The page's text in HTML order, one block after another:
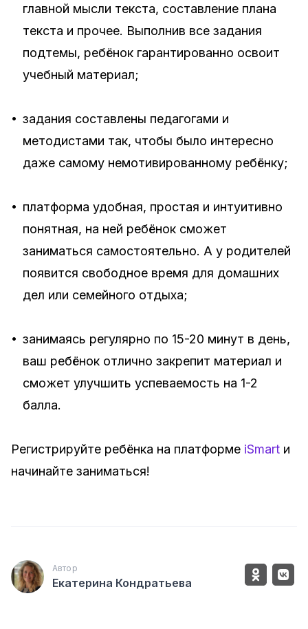
главной мысли текста, составление плана
текста и прочее. Выполнив все задания
подтемы, ребёнок гарантированно освоит
учебный материал;
• задания составлены педагогами и
методистами так, чтобы было интересно
даже самому немотивированному ребёнку;
• платформа удобная, простая и интуитивно
понятная, на ней ребёнок сможет
заниматься самостоятельно. А у родителей
появится свободное время для домашних
дел или семейного отдыха;
• занимаясь регулярно по 15-20 минут в день,
ваш ребёнок отлично закрепит материал и
сможет улучшить успеваемость на 1-2
балла.
Регистрируйте ребёнка на платформе iSmartи
начинайте заниматься!
Автор
Екатерина Кондратьева